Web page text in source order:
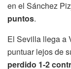
en el Sánchez
puntos.
El Sevilla llega a
puntuar lejos de
perdido 1-2